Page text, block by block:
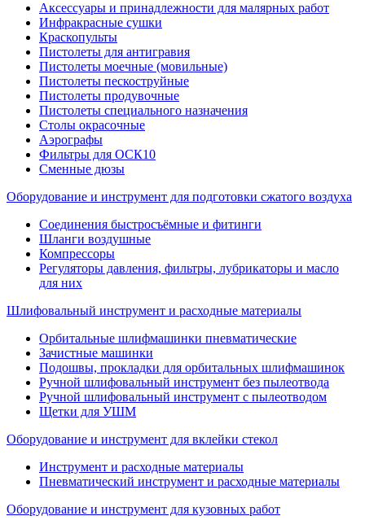
Аксессуары и принадлежности для малярных работ
Инфракрасные сушки
Краскопульты
Пистолеты для антигравия
Пистолеты моечные (мовильные)
Пистолеты пескоструйные
Пистолеты продувочные
Пистолеты специального назначения
Столы окрасочные
Аэрографы
Фильтры для ОСК10
Сменные дюзы
Оборудование и инструмент для подготовки сжатого воздуха
Соединения быстросъёмные и фитинги
Шланги воздушные
Компрессоры
Регуляторы давления, фильтры, лубрикаторы и масло
для них
Шлифовальный инструмент и расходные материалы
Орбитальные шлифмашинки пневматические
Зачистные машинки
Подошвы, прокладки для орбитальных шлифмашинок
Ручной шлифовальный инструмент без пылеотвода
Ручной шлифовальный инструмент с пылеотводом
Щетки для УШМ
Оборудование и инструмент для вклейки стекол
Инструмент и расходные материалы
Пневматический инструмент и расходные материалы
Оборудование и инструмент для кузовных работ